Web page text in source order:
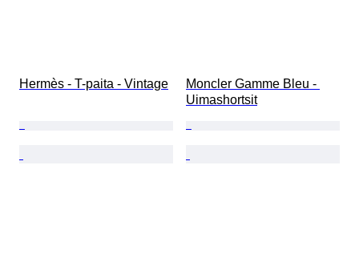
Hermès - T-paita - Vintage
Moncler Gamme Bleu -
Uimashortsit